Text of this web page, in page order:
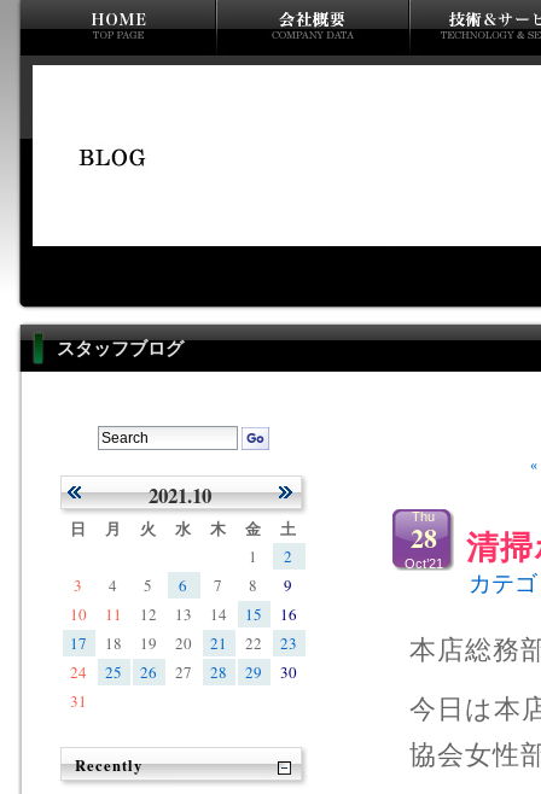
スタッフブログ
«
清
Thu
28
Oct’21
カテ
本店総務
今日は本
協会女性
2021.10
日 月 火 水 木 金 土
1
2
3
4 5 6 7 8
9
10
11 12 13 14 15
16
17
18 19 20 21 22
23
24
25 26 27 28 29
30
31
Recently